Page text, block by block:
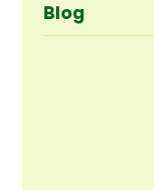
Blog